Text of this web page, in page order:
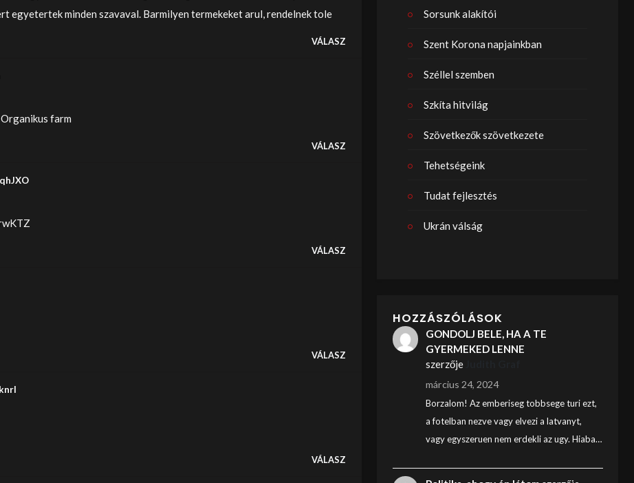
egyetertek minden szavaval. Barmilyen termekeket arul, rendelnek tole
VÁLASZ
farm
VÁLASZ
VÁLASZ
VÁLASZ
VÁLASZ
Sorsunk alakítói
Szent Korona napjainkban
Széllel szemben
Szkíta hitvilág
Szövetkezők szövetkezete
Tehetségeink
Tudat fejlesztés
Ukrán válság
HOZZÁSZÓLÁSOK
GONDOLJ BELE, HA A TE
GYERMEKED LENNE
szerzője
március 24, 2024
Borzalom! Az emberiseg tobbsege turi ezt,
a fotelban nezve vagy elvezi a latvanyt,
vagy egyszeruen nem erdekli az ugy. Hiaba…